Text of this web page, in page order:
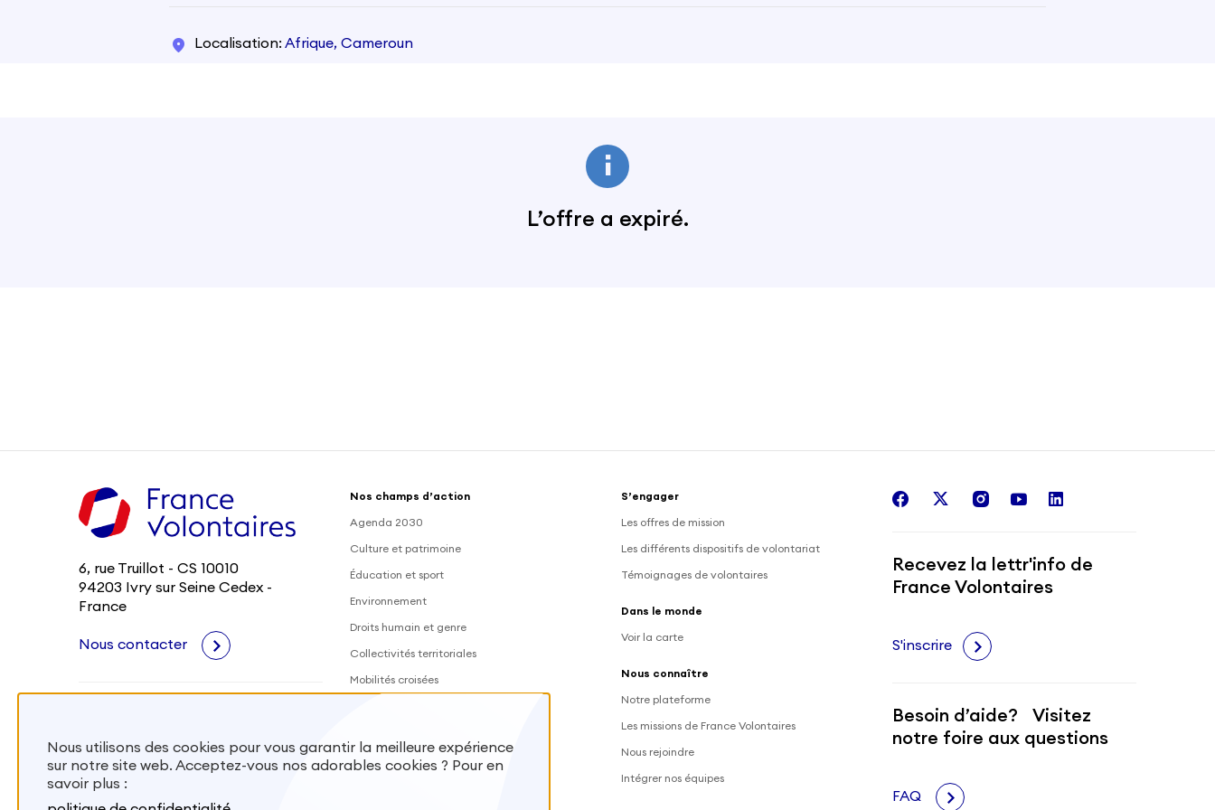
Localisation Afrique, Cameroun
L’offre a expiré.
6, rue Truillot - CS 10010
94203 Ivry sur Seine Cedex -
France
Nous contacter
Nos champs d’action
Agenda 2030
Culture et patrimoine
Éducation et sport
Environnement
Droits humain et genre
Collectivités territoriales
Mobilités croisées
Mobiliser des volontaires
S’engager
Les offres de mission
Les différents dispositifs de volontariat
Témoignages de volontaires
Dans le monde
Voir la carte
Nous connaître
Notre plateforme
Les missions de France Volontaires
Nous rejoindre
Intégrer nos équipes
facebook
twitterinstagram
youtubelinkedin
Recevez la lettr'info de
France Volontaires
S'inscrire
Besoin d’aide? Visitez
notre foire aux questions
FAQ
Nous utilisons des cookies pour vous garantir la meilleure expérience
sur notre site web. Acceptez-vous nos adorables cookies ? Pour en
savoir plus :